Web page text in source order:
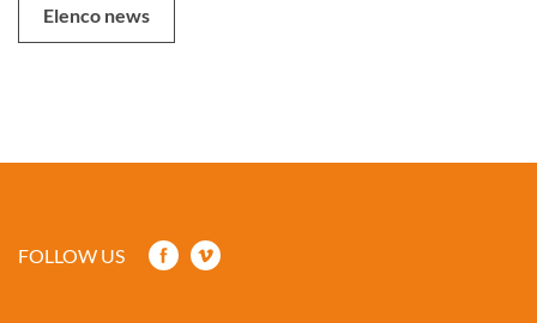
Elenco news
FOLLOW US